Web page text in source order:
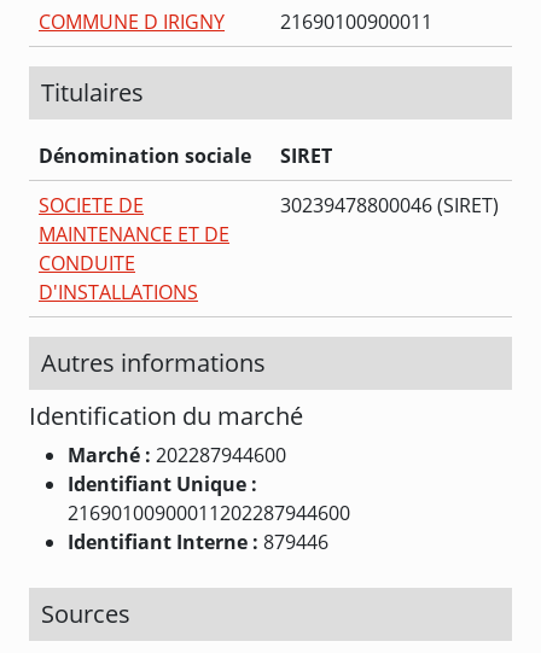
COMMUNE D IRIGNY
21690100900011
Titulaires
Dénomination sociale
SIRET
SOCIETE DE
MAINTENANCE ET DE
CONDUITE
D'INSTALLATIONS
30239478800046 (SIRET)
Autres informations
Identification du marché
Marché : 202287944600
Identifiant Unique :
21690100900011202287944600
Identifiant Interne : 879446
Sources